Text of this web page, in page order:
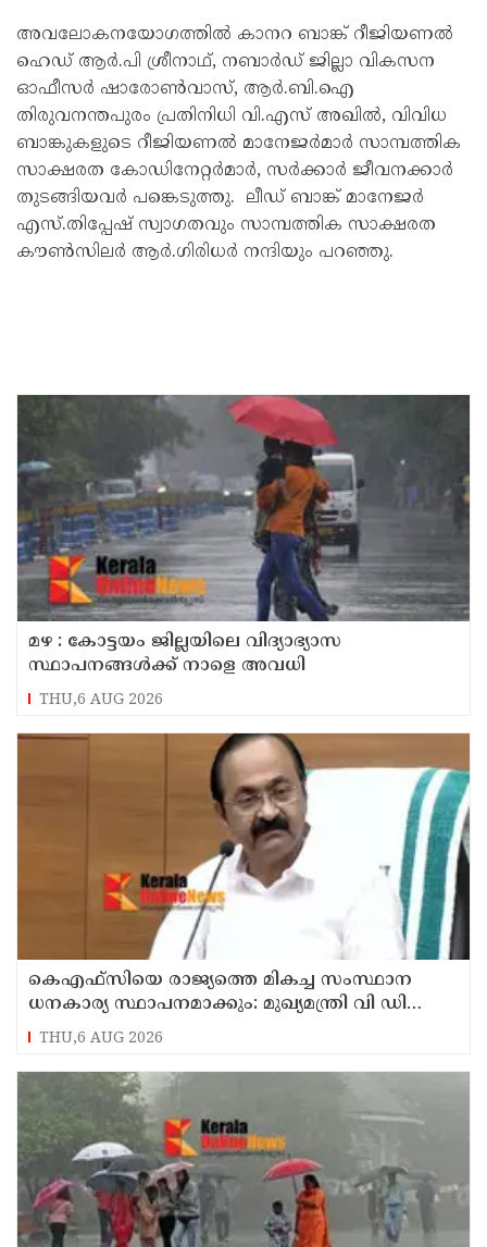
അവലോകനയോഗത്തിൽ കാനറ ബാങ്ക് റീജിയണൽ
ഹെഡ് ആർ.പി ശ്രീനാഥ്, നബാർഡ് ജില്ലാ വികസന
ഓഫീസർ ഷാരോൺവാസ്, ആർ.ബി.ഐ
തിരുവനന്തപുരം പ്രതിനിധി വി.എസ് അഖിൽ, വിവിധ
ബാങ്കുകളുടെ റീജിയണൽ മാനേജർമാർ സാമ്പത്തിക
സാക്ഷരത കോഡിനേറ്റർമാർ, സർക്കാർ ജീവനക്കാർ
തുടങ്ങിയവർ പങ്കെടുത്തു. ലീഡ് ബാങ്ക് മാനേജർ
എസ്.തിപ്പേഷ് സ്വാഗതവും സാമ്പത്തിക സാക്ഷരത
കൗൺസിലർ ആർ.ഗിരിധർ നന്ദിയും പറഞ്ഞു.
മഴ : കോട്ടയം ജില്ലയിലെ വിദ്യാഭ്യാസ
സ്ഥാപനങ്ങൾക്ക് നാളെ അവധി
THU,6 AUG 2026
കെഎഫ്‌സിയെ രാജ്യത്തെ മികച്ച സംസ്ഥാന
ധനകാര്യ സ്ഥാപനമാക്കും: മുഖ്യമന്ത്രി വി ഡി
സതീശൻ
THU,6 AUG 2026